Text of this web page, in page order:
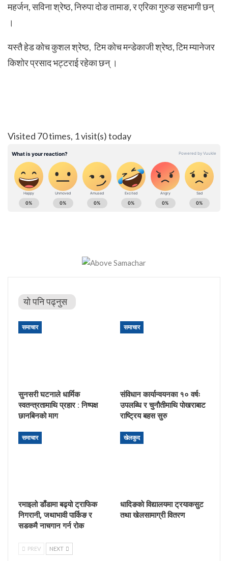
महर्जन, सविना श्रेष्ठ, निरुपा दोङ तामाङ, र एरिका गुरुङ सहभागी छन्
।
यस्तै हेड कोच कुशल श्रेष्ठ, टिम कोच मन्डेकाजी श्रेष्ठ, टिम म्यानेजर
किशोर प्रसाद भट्टराई रहेका छन् ।
Visited 70 times, 1 visit(s) today
यो पनि पढ्नुस
समाचार
सुनसरी घटनाले धार्मिक
स्वतन्त्रतामाथि प्रहार : निष्पक्ष
छानबिनको माग
समाचार
संविधान कार्यान्वयनका १० वर्षः
उपलब्धि र चुनौतीमाथि पोखराबाट
राष्ट्रिय बहस सुरु
समाचार
रमाइलो डाँडामा बढ्यो ट्राफिक
निगरानी, जथाभावी पार्किङ र
सडकमै नाचगान गर्न रोक
खेलकुद
धादिङकाे विद्यालयमा ट्रयाकसुट
तथा खेलसामाग्री वितरण
PREV NEXT